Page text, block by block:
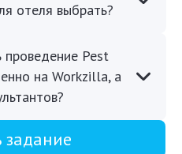
отеля выбрать?
проведение Pest
на Workzilla, а
задание